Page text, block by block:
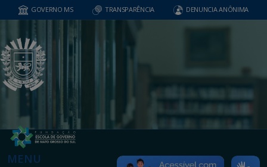
GOVERNO MS TRANSPARÊNCIA DENUNCIA ANÔNIMA
MENU